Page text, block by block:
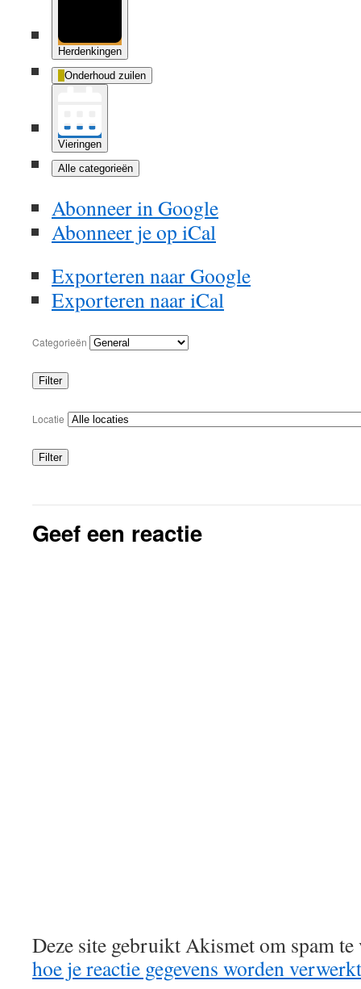
Herdenkingen
Onderhoud zuilen
Vieringen
Alle categorieën
Abonneer inGoogle
Abonneer je op iCal
Exporteren naarGoogle
Exporteren naariCal
Categorieën
Filter
Categorieën
Locatie
Filter
Locaties
Geef een reactie
Deze site gebruikt Akismet om spam
hoe je reactie gegevens worden verwerkt